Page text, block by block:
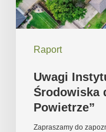
Raport
Powietrze”
Uwagi
Środowiska
Powietrze”
Zapraszamy do